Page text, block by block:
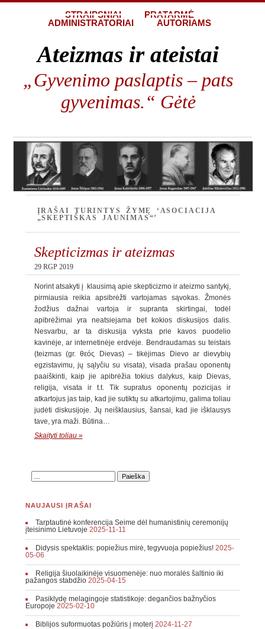
STRAIPSNIAI
PRATARMĖ
ADMINISTRATORIAI
AUTORIAMS
Ateizmas ir ateistai
„Gyvenimo paslaptis – pats
gyvenimas.“ Gėtė
ĮRAŠAI TURINTYS ŽYMĘ ‘ASOCIACIJA
„SKEPTIŠKAS JAUNIMAS“’
Skepticizmas ir ateizmas
29 RGP 2019
Norint atsakyti į klausimą apie skepticizmo ir ateizmo santykį,
pirmiausia reikia apsibrėžti vartojamas sąvokas. Žmonės
žodžius dažnai vartoja ir supranta skirtingai, todėl
apibrėžimai yra neatsiejama bet kokios diskusijos dalis.
Nesvarbu, ar ta diskusija vyksta prie kavos puodelio
kavinėje, ar internetinėje erdvėje. Bendraudamas su teistais
(teizmas (gr. θεός Dievas) – tikėjimas Dievo ar dievybių
egzistavimu, jų sąlyčiu su visata), visada prašau oponentų
paaiškinti, kaip jie apibrėžia tokius dalykus, kaip Dievas,
religija, visata ir t.t. Tik supratus oponentų pozicijas ir
atkartojus jas taip, kad jie sutiktų su atkartojimu, galima toliau
judėti diskusijoje. Jų neišklausius, šansai, kad jie išklausys
tave, yra maži. Būtina…
Skaityti toliau »
NAUJAUSI ĮRAŠAI
Tarptautinė konferencija Seime dėl humanistinių ceremonijų
įteisinimo Lietuvoje 2025-11-11
Didysis spektaklis: popiežius mirė, tegyvuoja popiežius! 2025-
05-06
Religija šiuolaikinėje visuomenėje: nuo moralės šaltinio iki
pažangos stabdžio 2025-04-15
Pasiklydę melagingoje statistikoje: degančios bažnyčios
Europoje 2025-02-10
Biblijos suformuotas požiūris į moterį 2024-11-27